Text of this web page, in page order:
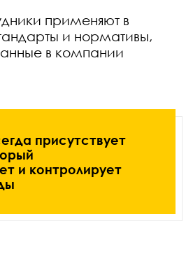
применяют в
и нормативы,
в компании
присутствует
и контролирует